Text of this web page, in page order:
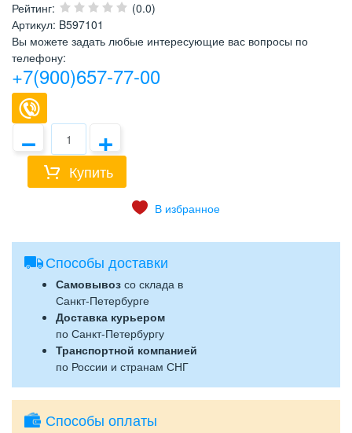
Рейтинг:
(0.0)
Артикул: B597101
Вы можете задать любые интересующие вас вопросы по
телефону:
+7(900)657-77-00
− +
Купить
Способы доставки
Самовывоз со склада в
Санкт-Петербурге
Доставка курьером
по Санкт-Петербургу
Транспортной компанией
по России и странам СНГ
Способы оплаты